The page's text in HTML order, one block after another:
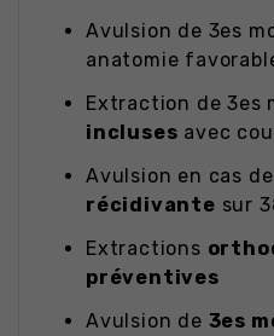
Avulsion de 3es
anatomie
Extraction de 3es
incluses avec
Avulsion en cas de
récidivante sur
Extractions
préventives
Avulsion de 3es